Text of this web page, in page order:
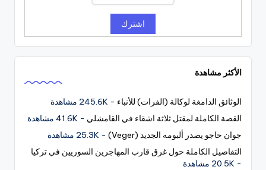
الأكثر مشاهدة
الوثائق الدامغة لوكالة (الفرات) للأنباء - 245.6K مشاهدة
القصة الكاملة لمقتل ثلاثة اشقاء في القامشلي - 41.6K مشاهدة
جوان حاجو يصدر ألبومه الجديد (Veger)
- 25.3K مشاهدة
التفاصيل الكاملة حول غرق قارب المهاجرين السوريين في تركيا
- 20.5K مشاهدة